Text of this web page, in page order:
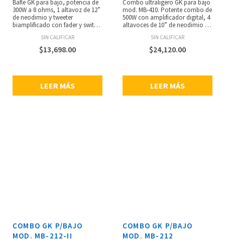
Bafle GK para bajo, potencia de
300W a 8 ohms, 1 altavoz de 12”
de neodimio y tweeter
biamplificado con fader y switch
con maderade álamo, entrada
Speakon y de 1/4”, peso: 15.4 kg,
cable Speakon incluido.
SIN CALIFICAR
$13,698.00
LEER MÁS
Combo ultraligero GK para bajo
mod. MB-410. Potente combo de
500W con amplificador digital, 4
altavoces de 10” de neodimio y
salida a cadena, salida XLR y
salida chain, contorno, entrada
auxiliar, salida a audífonos. Solo
SIN CALIFICAR
$24,120.00
LEER MÁS
COMBO GK P/BAJO
MOD. MB-212-II
COMBO GK P/BAJO
MOD. MB-212